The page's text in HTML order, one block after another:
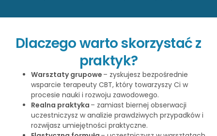
Dlaczego warto skorzystać z
praktyk?
Warsztaty grupowe – zyskujesz bezpośrednie
wsparcie terapeuty CBT, który towarzyszy Ci w
procesie nauki i rozwoju zawodowego.
Realna praktyka – zamiast biernej obserwacji
uczestniczysz w analizie prawdziwych przypadków i
rozwijasz umiejętności praktyczne.